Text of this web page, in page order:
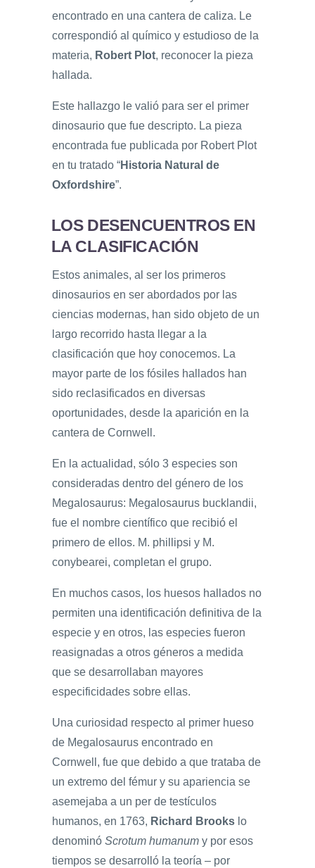
encontrado en una cantera de caliza. Le
correspondió al químico y estudioso de la
materia, Robert Plot, reconocer la pieza
hallada.
Este hallazgo le valió para ser el primer
dinosaurio que fue descripto. La pieza
encontrada fue publicada por Robert Plot
en tu tratado “Historia Natural de
Oxfordshire”.
LOS DESENCUENTROS EN
LA CLASIFICACIÓN
Estos animales, al ser los primeros
dinosaurios en ser abordados por las
ciencias modernas, han sido objeto de un
largo recorrido hasta llegar a la
clasificación que hoy conocemos. La
mayor parte de los fósiles hallados han
sido reclasificados en diversas
oportunidades, desde la aparición en la
cantera de Cornwell.
En la actualidad, sólo 3 especies son
consideradas dentro del género de los
Megalosaurus: Megalosaurus bucklandii,
fue el nombre científico que recibió el
primero de ellos. M. phillipsi y M.
conybearei, completan el grupo.
En muchos casos, los huesos hallados no
permiten una identificación definitiva de la
especie y en otros, las especies fueron
reasignadas a otros géneros a medida
que se desarrollaban mayores
especificidades sobre ellas.
Una curiosidad respecto al primer hueso
de Megalosaurus encontrado en
Cornwell, fue que debido a que trataba de
un extremo del fémur y su apariencia se
asemejaba a un per de testículos
humanos, en 1763, Richard Brooks lo
denominó Scrotum humanum y por esos
tiempos se desarrolló la teoría – por